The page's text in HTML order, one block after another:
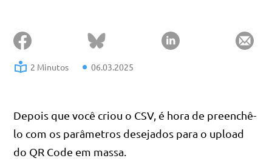
2 Minutos 06.03.2025
Depois que você criou o CSV, é hora de preenchê-
lo com os parâmetros desejados para o upload
do QR Code em massa.